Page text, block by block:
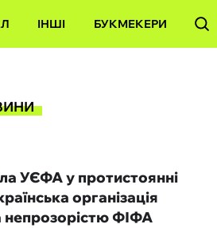
ІНШІ БУКМЕКЕРИ
УЄФА у протистоянні
організація
непрозорістю ФІФА